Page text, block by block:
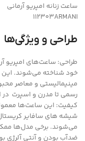
ساعت زنانه امپریو آرمانی
112303ARMANI
طراحی و ویژگی‌ها
طراحی: ساعت‌های امپریو
خود شناخته می‌شوند.
مینیمالیستی و معاصر
رسمی تا مدرن و اسپرت در
کیفیت: این ساعت‌ها
شیشه های سافایر
می‌شوند. برخی مدل‌ها
ضدآب بودن و آنتی آلرژی